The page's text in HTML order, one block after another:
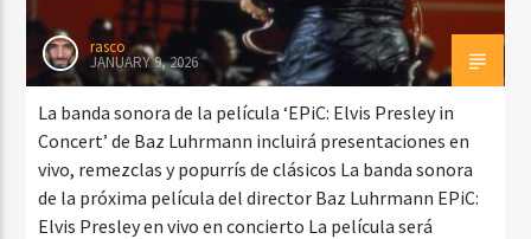
Beone Radio
rasco
JANUARY 9, 2026
La banda sonora de la película ‘EPiC: Elvis Presley in
Concert’ de Baz Luhrmann incluirá presentaciones en
vivo, remezclas y popurrís de clásicos La banda sonora
de la próxima película del director Baz Luhrmann EPiC:
Elvis Presley en vivo en concierto La película será